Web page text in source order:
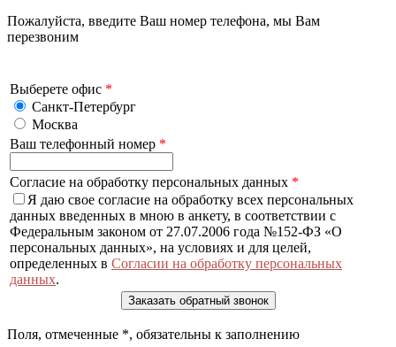
Пожалуйста, введите Ваш номер телефона, мы Вам
перезвоним
Выберете офис *
Санкт-Петербург
Москва
Ваш телефонный номер *
Согласие на обработку персональных данных *
Я даю свое согласие на обработку всех персональных
данных введенных в мною в анкету, в соответствии с
Федеральным законом от 27.07.2006 года №152-ФЗ «О
персональных данных», на условиях и для целей,
определенных в Согласии на обработку персональных
данных.
Поля, отмеченные *, обязательны к заполнению